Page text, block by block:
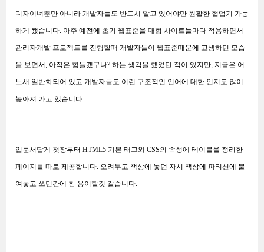
디자이너뿐만 아니라 개발자들도 반드시 알고 있어야만 원활한 협업기 가능
하게 됐습니다. 아주 예전에 초기 웹표준을 대형 사이트들마다 적용하면서
관리자개발 프로젝트를 진행할때 개발자들이 웹표준때문에 고생하던 모습
을 보면서, 아직은 힘들겠구나? 하는 생각을 했었던 적이 있지만, 지금은 어
느새 일반화되어 있고 개발자들도 이런 구조적인 언어에 대한 인지도 많이
높아져 가고 있습니다.
입문서답게 첫장부터 HTML5 기본 태그와 CSS의 속성에 테이블을 정리한
페이지를 따로 제공합니다. 오려두고 책상에 놓던 자시 책상에 파티션에 붙
여놓고 쓰던간에 참 용이할것 같습니다.